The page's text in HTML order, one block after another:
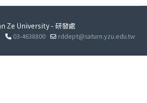
Ze University - 研發處
03-4638800 rddept@saturn.yzu.edu.tw